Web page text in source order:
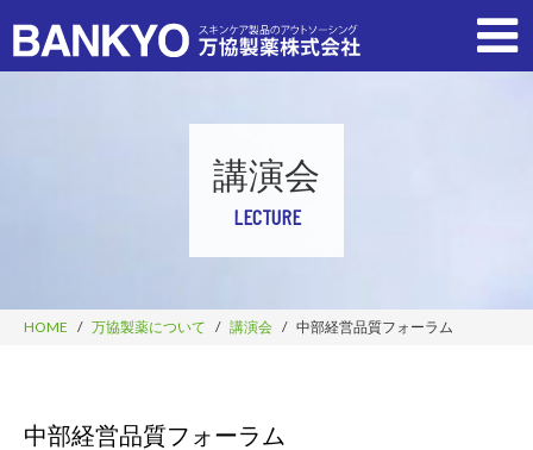
講演会
LECTURE
HOME 万協製薬について 講演会 中部経営品質フォーラム
中部経営品質フォーラム